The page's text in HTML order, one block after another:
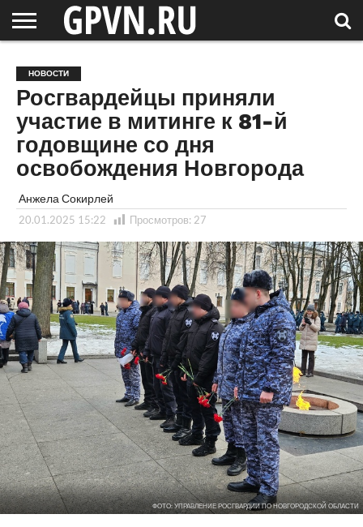
ОБЛАСТЬ
НОВОСТИ
СОСЕДЕЙ
РОССИЯ
/ МИР
СПЕЦПРОЕКТЫ
БЛОГ
СТАТЬИ
ФОТОРЕПОРТАЖИ
ИНТЕРВЬЮ
ОБЪЕКТЫ
ПОДБОРКИ
НОВОСТИ
Росгвардейцы приняли
участие в митинге к 81-й
годовщине со дня
освобождения Новгорода
Анжела Сокирлей
20.01.2025 15:22 Просмотров: 27
ФОТО: УПРАВЛЕНИЕ РОСГВАРДИИ ПО НОВГОРОДСКОЙ ОБЛАСТИ